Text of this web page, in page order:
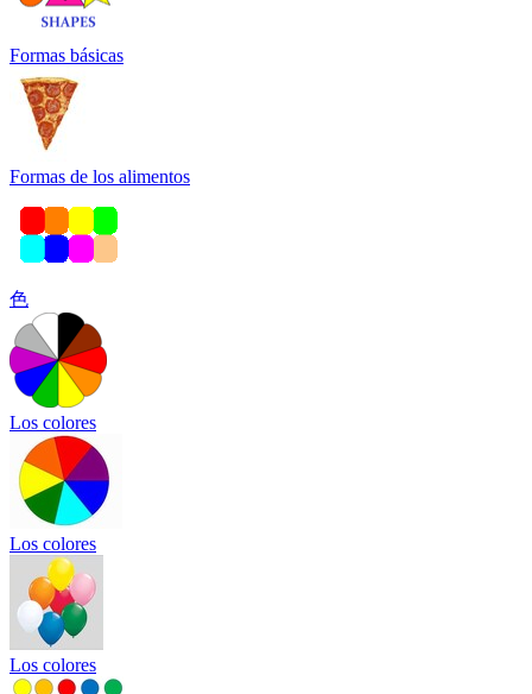
Formas básicas
Formas de los alimentos
色
Los colores
Los colores
Los colores